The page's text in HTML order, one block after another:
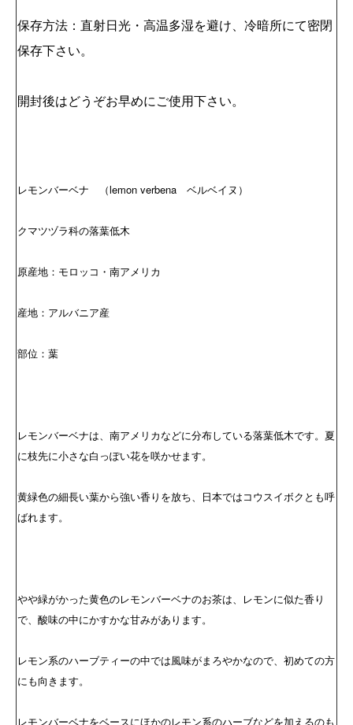
保存方法：直射日光・高温多湿を避け、冷暗所にて密閉
保存下さい。
開封後はどうぞお早めにご使用下さい。
レモンバーベナ （lemon verbena ベルベイヌ）
クマツヅラ科の落葉低木
原産地：モロッコ・南アメリカ
産地：アルバニア産
部位：葉
レモンバーベナは、南アメリカなどに分布している落葉低木です。夏
に枝先に小さな白っぽい花を咲かせます。
黄緑色の細長い葉から強い香りを放ち、日本ではコウスイボクとも呼
ばれます。
やや緑がかった黄色のレモンバーベナのお茶は、レモンに似た香り
で、酸味の中にかすかな甘みがあります。
レモン系のハーブティーの中では風味がまろやかなので、初めての方
にも向きます。
レモンバーベナをベースにほかのレモン系のハーブなどを加えるのも